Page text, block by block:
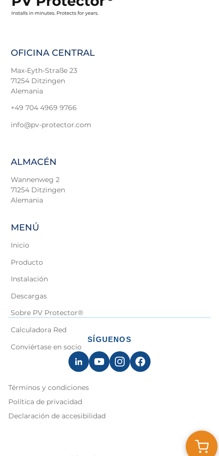
OFICINA CENTRAL
Max-Eyth-Straße 23
71254 Ditzingen
Alemania
+49 704 4969 9766
info@pv-protector.com
ALMACÉN
Wannenweg 2
71254 Ditzingen
Alemania
MENÚ
Inicio
Producto
Instalación
Descargas
Sobre PV Protector®
Calculadora Red
Conviértase en socio
SÍGUENOS
Términos y condiciones
Política de privacidad
Declaración de accesibilidad